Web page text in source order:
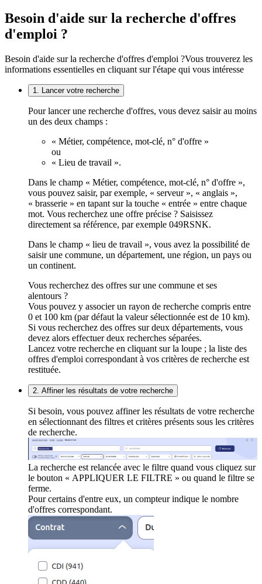
Besoin d'aide sur la recherche d'offres
d'emploi ?
Besoin d'aide sur la recherche d'offres d'emploi ?Vous trouverez les
informations essentielles en cliquant sur l'étape qui vous intéresse
1. Lancer votre recherche
Pour lancer une recherche d'offres, vous devez saisir au moins
un des deux champs :
« Métier, compétence, mot-clé, n° d'offre »
ou
« Lieu de travail ».
Dans le champ « Métier, compétence, mot-clé, n° d'offre »,
vous pouvez saisir, par exemple, « serveur », « anglais »,
« brasserie » en tapant sur la touche « entrée » entre chaque
mot. Vous recherchez une offre précise ? Saisissez
directement sa référence, par exemple 049RSNK.
Dans le champ « lieu de travail », vous avez la possibilité de
saisir une commune, un département, une région, un pays ou
un continent.
Vous recherchez des offres sur une commune et ses
alentours ?
Vous pouvez y associer un rayon de recherche compris entre
0 et 100 km (par défaut la valeur sélectionnée est de 10 km).
Si vous recherchez des offres sur deux départements, vous
devez alors effectuer deux recherches séparées.
Lancez votre recherche en cliquant sur la loupe ; la liste des
offres d'emploi correspondant à vos critères de recherche est
restituée.
2. Affiner les résultats de votre recherche
Si besoin, vous pouvez affiner les résultats de votre recherche
en sélectionnant des filtres et critères présents sous les critères
de recherche.
La recherche est relancée avec le filtre quand vous cliquez sur
le bouton « APPLIQUER LE FILTRE » ou quand le filtre se
ferme.
Pour certains d'entre eux, un compteur indique le nombre
d'offres correspondant.